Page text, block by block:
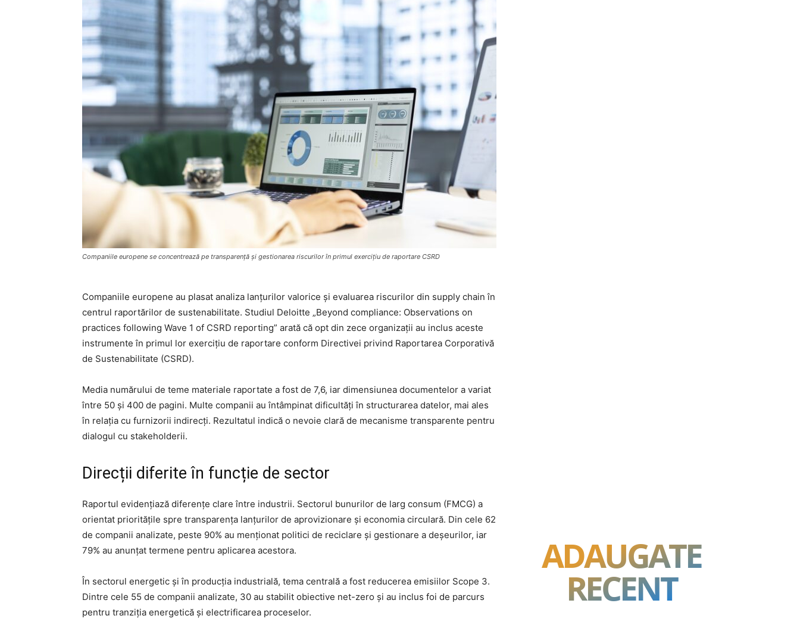
Companiile europene se concentrează pe transparență și gestionarea riscurilor în primul exercițiu de raportare CSRD
Companiile europene au plasat analiza lanțurilor valorice și evaluarea riscurilor din supply chain în
centrul raportărilor de sustenabilitate. Studiul Deloitte „Beyond compliance: Observations on
practices following Wave 1 of CSRD reporting” arată că opt din zece organizații au inclus aceste
instrumente în primul lor exercițiu de raportare conform Directivei privind Raportarea Corporativă
de Sustenabilitate (CSRD).
Media numărului de teme materiale raportate a fost de 7,6, iar dimensiunea documentelor a variat
între 50 și 400 de pagini. Multe companii au întâmpinat dificultăți în structurarea datelor, mai ales
în relația cu furnizorii indirecți. Rezultatul indică o nevoie clară de mecanisme transparente pentru
dialogul cu stakeholderii.
Direcții diferite în funcție de sector
Raportul evidențiază diferențe clare între industrii. Sectorul bunurilor de larg consum (FMCG) a
orientat prioritățile spre transparența lanțurilor de aprovizionare și economia circulară. Din cele 62
de companii analizate, peste 90% au menționat politici de reciclare și gestionare a deșeurilor, iar
79% au anunțat termene pentru aplicarea acestora.
În sectorul energetic și în producția industrială, tema centrală a fost reducerea emisiilor Scope 3.
Dintre cele 55 de companii analizate, 30 au stabilit obiective net-zero și au inclus foi de parcurs
pentru tranziția energetică și electrificarea proceselor.
ADAUGATE
RECENT